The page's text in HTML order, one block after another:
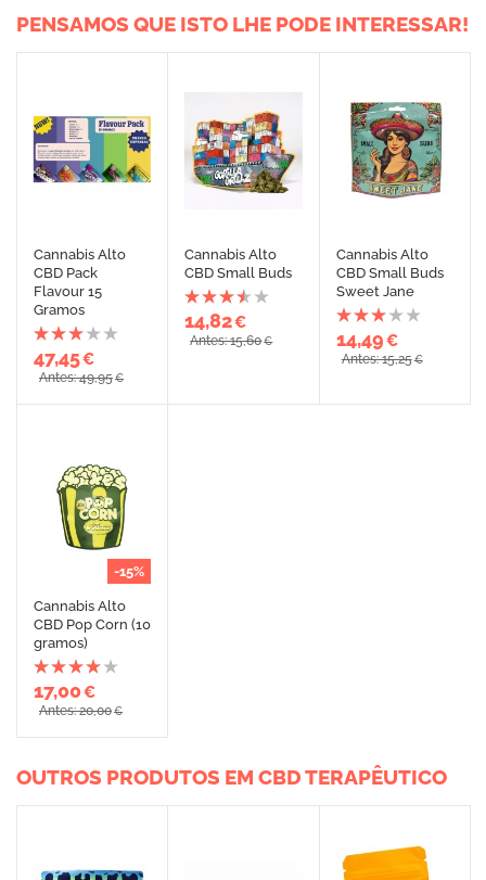
PENSAMOS QUE ISTO LHE PODE INTERESSAR!
Cannabis Alto
CBD Pack
Flavour 15
Gramos
47,45€
Antes: 49,95€
Cannabis Alto
CBD Small Buds
14,82€
Antes: 15,60€
Cannabis Alto
CBD Small Buds
Sweet Jane
14,49€
Antes: 15,25€
-15%
Cannabis Alto
CBD Pop Corn (10
gramos)
17,00€
Antes: 20,00€
OUTROS PRODUTOS EM CBD TERAPÊUTICO